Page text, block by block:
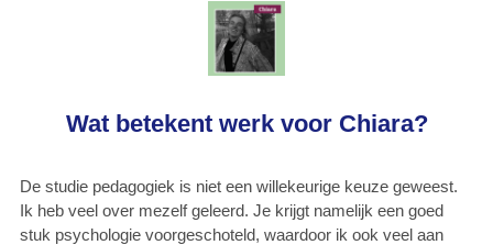
Wat betekent werk voor Chiara?
De studie pedagogiek is niet een willekeurige keuze geweest.
Ik heb veel over mezelf geleerd. Je krijgt namelijk een goed
stuk psychologie voorgeschoteld, waardoor ik ook veel aan